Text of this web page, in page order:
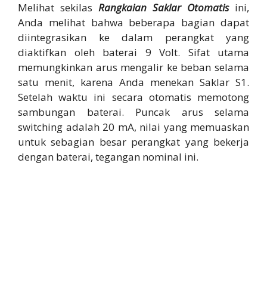
Melihat sekilas Rangkaian Saklar Otomatisini,
Anda melihat bahwa beberapa bagian dapat
diintegrasikan ke dalam perangkat yang
diaktifkan oleh baterai 9 Volt. Sifat utama
memungkinkan arus mengalir ke beban selama
satu menit, karena Anda menekan Saklar S1.
Setelah waktu ini secara otomatis memotong
sambungan baterai. Puncak arus selama
switching adalah 20 mA, nilai yang memuaskan
untuk sebagian besar perangkat yang bekerja
dengan baterai, tegangan nominal ini.